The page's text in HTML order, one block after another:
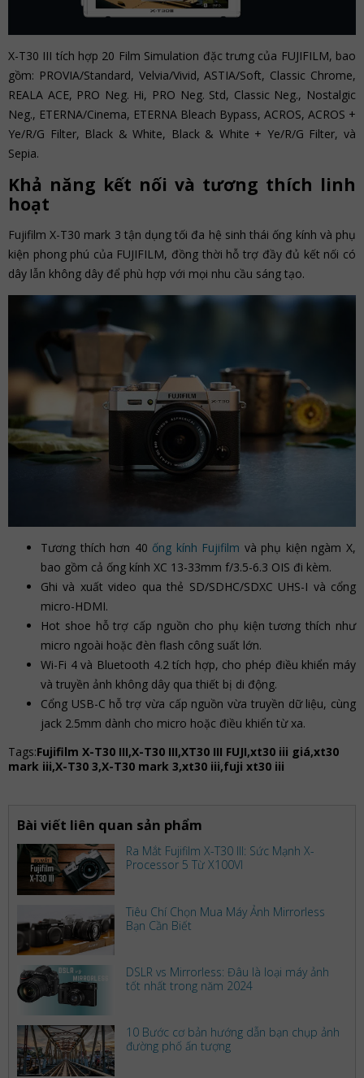
X-T30 III tích hợp 20 Film Simulation đặc trưng của FUJIFILM, bao
gồm: PROVIA/Standard, Velvia/Vivid, ASTIA/Soft, Classic Chrome,
REALA ACE, PRO Neg. Hi, PRO Neg. Std, Classic Neg., Nostalgic
Neg., ETERNA/Cinema, ETERNA Bleach Bypass, ACROS, ACROS +
Ye/R/G Filter, Black & White, Black & White + Ye/R/G Filter, và
Sepia.
Khả năng kết nối và tương thích linh
hoạt
Fujifilm X-T30 mark 3 tận dụng tối đa hệ sinh thái ống kính và phụ
kiện phong phú của FUJIFILM, đồng thời hỗ trợ đầy đủ kết nối có
dây lẫn không dây để phù hợp với mọi nhu cầu sáng tạo.
Tương thích hơn 40 ống kính Fujifilm và phụ kiện ngàm X,
bao gồm cả ống kính XC 13-33mm f/3.5-6.3 OIS đi kèm.
Ghi và xuất video qua thẻ SD/SDHC/SDXC UHS-I và cổng
micro-HDMI.
Hot shoe hỗ trợ cấp nguồn cho phụ kiện tương thích như
micro ngoài hoặc đèn flash công suất lớn.
Wi-Fi 4 và Bluetooth 4.2 tích hợp, cho phép điều khiển máy
và truyền ảnh không dây qua thiết bị di động.
Cổng USB-C hỗ trợ vừa cấp nguồn vừa truyền dữ liệu, cùng
jack 2.5mm dành cho micro hoặc điều khiển từ xa.
Tags:Fujifilm X-T30 III,X-T30 III,XT30 III FUJI,xt30 iii giá,xt30
mark iii,X-T30 3,X-T30 mark 3,xt30 iii,fuji xt30 iii
Bài viết liên quan sản phẩm
Ra Mắt Fujifilm X-T30 III: Sức Mạnh X-
Processor 5 Từ X100VI
Tiêu Chí Chọn Mua Máy Ảnh Mirrorless
Bạn Cần Biết
DSLR vs Mirrorless: Đâu là loại máy ảnh
tốt nhất trong năm 2024
10 Bước cơ bản hướng dẫn bạn chụp ảnh
đường phố ấn tượng